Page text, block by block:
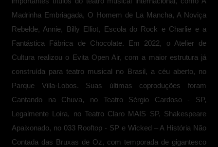
Madrinha Embriagada, O Homem de La Mancha, A Noviça
Rebelde, Annie, Billy Elliot, Escola do Rock e Charlie e a
Fantástica Fábrica de Chocolate. Em 2022, o Atelier de
Cultura realizou o Evita Open Air, com a maior estrutura já
construída para teatro musical no Brasil, a céu aberto, no
Parque Villa-Lobos. Suas últimas coproduções foram
Cantando na Chuva, no Teatro Sérgio Cardoso - SP,
Legalmente Loira, no Teatro Claro MAIS SP, Shakespeare
Apaixonado, no 033 Rooftop - SP e Wicked – A História Não
Contada das Bruxas de Oz, com temporada de gigantesco